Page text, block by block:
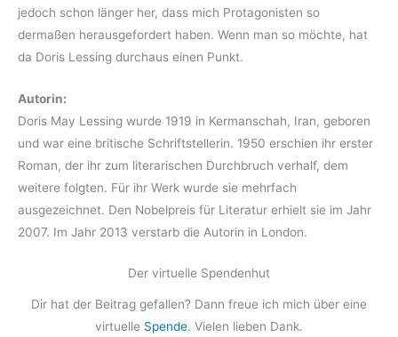
jedoch schon länger her, dass mich Protagonisten so
dermaßen herausgefordert haben. Wenn man so möchte, hat
da Doris Lessing durchaus einen Punkt.
Autorin:
Doris May Lessing wurde 1919 in Kermanschah, Iran, geboren
und war eine britische Schriftstellerin. 1950 erschien ihr erster
Roman, der ihr zum literarischen Durchbruch verhalf, dem
weitere folgten. Für ihr Werk wurde sie mehrfach
ausgezeichnet. Den Nobelpreis für Literatur erhielt sie im Jahr
2007. Im Jahr 2013 verstarb die Autorin in London.
Der virtuelle Spendenhut
Dir hat der Beitrag gefallen? Dann freue ich mich über eine
virtuelle Spende. Vielen lieben Dank.